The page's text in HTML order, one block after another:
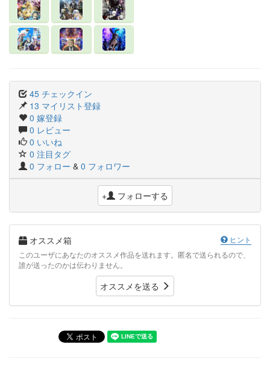
45 チェックイン
13 マイリスト登録
0 嫁登録
0 レビュー
0 いいね
0 注目タグ
0 フォロー & 0 フォロワー
+ フォローする
オススメ箱
ヒント
このユーザにあなたのオススメ作品を送れます。匿名で送られるので、
誰が送ったのかは伝わりません。
オススメを送る